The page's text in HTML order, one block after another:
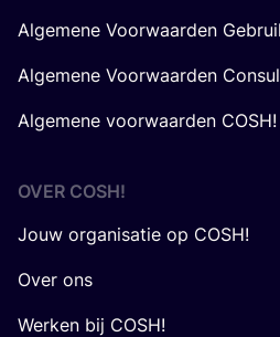
Algemene Voorwaarden
Algemene Voorwaarden
Algemene voorwaarden
OVER COSH!
Jouw organisatie op COSH!
Over ons
Werken bij COSH!